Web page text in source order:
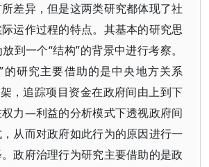
差异，但是这两类研究都体现了社
运作过程的特点。其基本的研究思
到一个“结构”的背景中进行考察。
的研究主要借助的是中央地方关系
，追踪项目资金在政府间由上到下
力—利益的分析模式下透视政府间
从而对政府如此行为的原因进行一
政府治理行为研究主要借助的是政